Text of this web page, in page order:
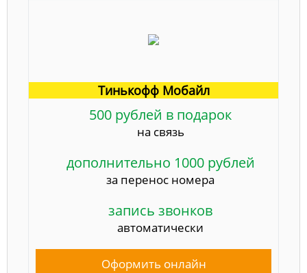
Тинькофф Мобайл
500 рублей в подарок
на связь
дополнительно 1000 рублей
за перенос номера
запись звонков
автоматически
Оформить онлайн